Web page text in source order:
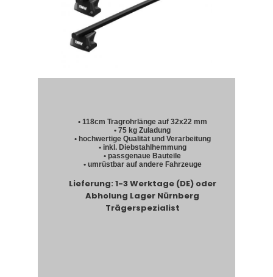
• 118cm Tragrohrlänge auf 32x22 mm
• 75 kg Zuladung
• hochwertige Qualität und Verarbeitung
• inkl. Diebstahlhemmung
• passgenaue Bauteile
• umrüstbar auf andere Fahrzeuge
Lieferung: 1-3 Werktage (DE) oder
Abholung Lager Nürnberg
Trägerspezialist